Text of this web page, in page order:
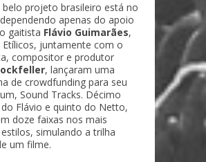
belo projeto brasileiro está no
apenas do apoio
gaitista Flávio Guimarães,
Etílicos, juntamente com o
compositor e produtor
, lançaram uma
de crowdfunding para seu
Sound Tracks. Décimo
Flávio e quinto do Netto,
doze faixas nos mais
simulando a trilha
um filme.